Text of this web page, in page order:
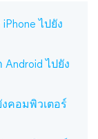
ไปยัง
ไปยัง
คอมพิวเตอร์